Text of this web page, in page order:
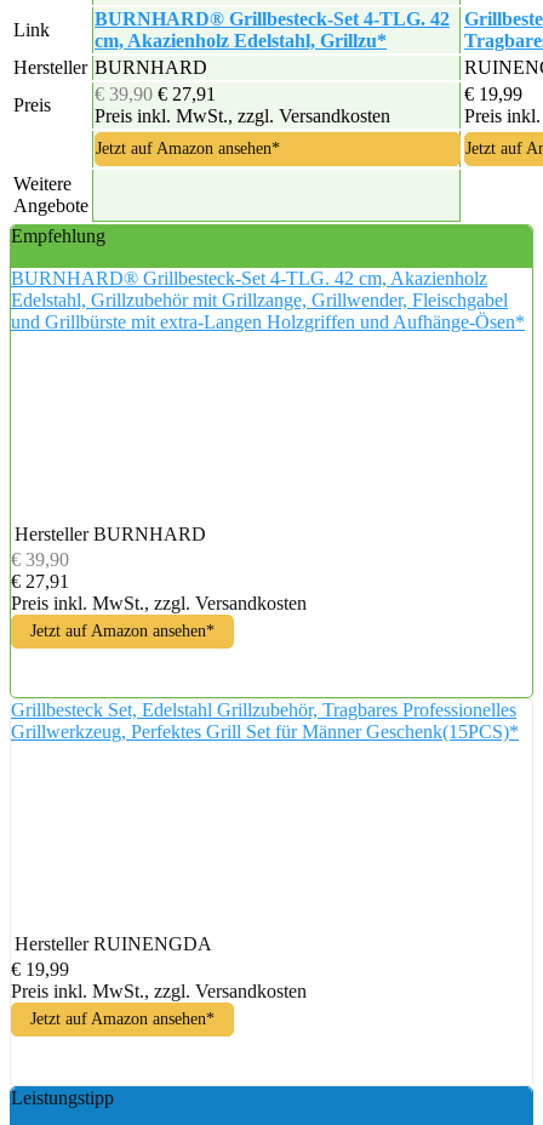
Link
BURNHARD® Grillbesteck-Set 4-TLG. 42
cm, Akazienholz Edelstahl, Grillzu*
Hersteller BURNHARD
Preis
€ 39,90 € 27,91
Preis inkl. MwSt., zzgl. Versandkosten
€ 19,99
Preis
Jetzt auf Amazon ansehen* Jetzt auf
Weitere
Angebote
Empfehlung
BURNHARD® Grillbesteck-Set 4-TLG. 42 cm, Akazienholz
Edelstahl, Grillzubehör mit Grillzange, Grillwender, Fleischgabel
und Grillbürste mit extra-Langen Holzgriffen und Aufhänge-Ösen*
Hersteller BURNHARD
€ 39,90
€ 27,91
Preis inkl. MwSt., zzgl. Versandkosten
Jetzt auf Amazon ansehen*
Grillbesteck Set, Edelstahl Grillzubehör, Tragbares Professionelles
Grillwerkzeug, Perfektes Grill Set für Männer Geschenk(15PCS)*
Hersteller RUINENGDA
€ 19,99
Preis inkl. MwSt., zzgl. Versandkosten
Jetzt auf Amazon ansehen*
Leistungstipp